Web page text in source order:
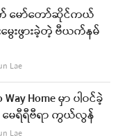
မော်တော်ဆိုင်ကယ်
ေးဖွားခဲ့တဲ့ ဗီယက်နမ်
Lae
Way Home မှာ ပါဝင်ခဲ့
မေရီရီဗီရာ ကွယ်လွန်
Lae